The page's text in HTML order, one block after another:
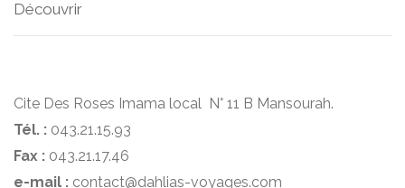
Découvrir
Cite Des Roses Imama local N° 11 B Mansourah.
Tél. : 043.21.15.93
Fax : 043.21.17.46
e-mail : contact@dahlias-voyages.com